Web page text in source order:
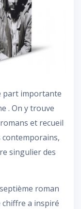
part importante
. On y trouve
et recueil
contemporains,
singulier des
roman
chiffre a inspiré